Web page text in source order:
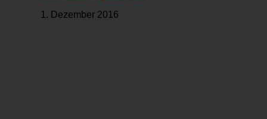
1. Dezember 2016